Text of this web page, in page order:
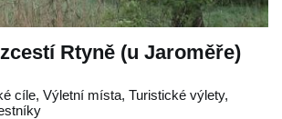
Rtyně (u Jaroměře)
cíle, Výletní místa, Turistické výlety,